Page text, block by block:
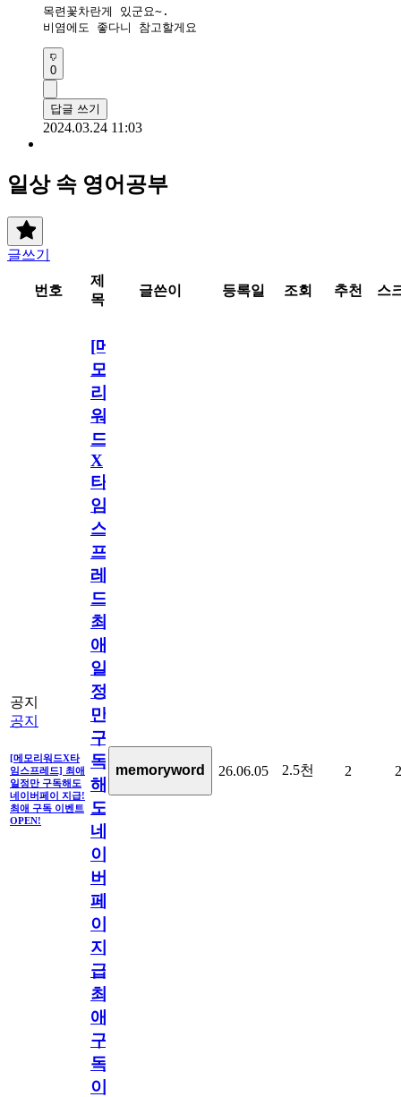
목련꽃차란게 있군요~.
비염에도 좋다니 참고할게요
0
답글 쓰기
2024.03.24 11:03
일상 속 영어공부
글쓰기
번호
제
목
글쓴이 등록일 조회 추천 스
공지
공지
[메모리워드X타
임스프레드] 최애
일정만 구독해도
네이버페이 지급!
최애 구독 이벤트
OPEN!
[메
모
리
워
드
X
타
임
스
프
레
드]
최
애
일
정
만
구
독
해
도
네
이
버
페
이
지
급!
최
애
구
독
이
memoryword 26.06.05 2.5천 2 2